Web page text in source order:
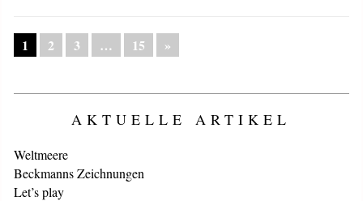
1 2 3 … 15 »
AKTUELLE ARTIKEL
Weltmeere
Beckmanns Zeichnungen
Let’s play